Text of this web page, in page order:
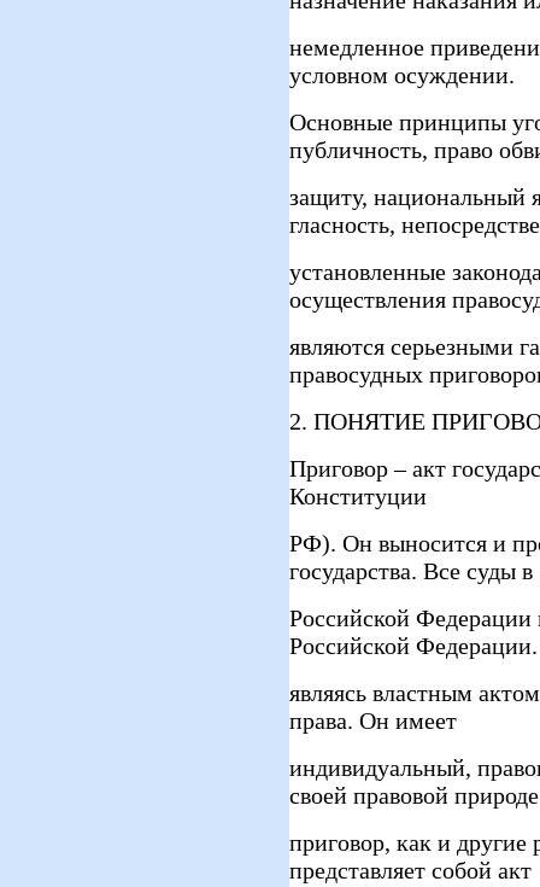
немедленное
условном осуждении.
Основные принципы
публичность, право
защиту, национальный
гласность,
установленные
осуществления
являются серьезными
правосудных
2. ПОНЯТИЕ
Приговор – акт
Конституции
РФ). Он выносится и
государства. Все суды в
Российской
Российской
являясь властным
права. Он имеет
индивидуальный,
своей правовой природе
приговор, как и другие
представляет собой акт